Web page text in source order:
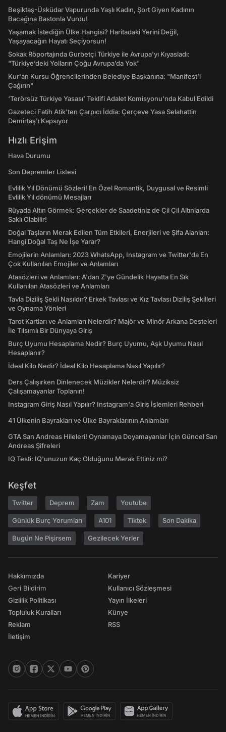
Beşiktaş-Üsküdar Vapurunda Yaşlı Kadın, Şort Giyen Kadının
Bacağına Bastonla Vurdu!
Yaşamak İstediğin Ülke Hangisi? Haritadaki Yerini Değil,
Yaşayacağın Hayatı Seçiyorsun!
Sokak Röportajında Gurbetçi Türkiye ile Avrupa'yı Kıyasladı:
"Türkiye’deki Yolların Çoğu Avrupa’da Yok"
Kur'an Kursu Öğrencilerinden Belediye Başkanına: "Manifest’i
Çağırın"
‘Terörsüz Türkiye Yasası’ Teklifi Adalet Komisyonu'nda Kabul Edildi
Gazeteci Fatih Atik'ten Çarpıcı İddia: Çerçeve Yasa Selahattin
Demirtaş'ı Kapsıyor
Hızlı Erişim
Hava Durumu
Son Depremler Listesi
Evlilik Yıl Dönümü Sözleri! En Özel Romantik, Duygusal ve Resimli
Evlilik Yıl dönümü Mesajları
Rüyada Altın Görmek: Gerçekler de Saadetiniz de Çil Çil Altınlarda
Saklı Olabilir!
Doğal Taşların Merak Edilen Tüm Etkileri, Enerjileri ve Şifa Alanları:
Hangi Doğal Taş Ne İşe Yarar?
Emojilerin Anlamları: 2023 WhatsApp, Instagram ve Twitter'da En
Çok Kullanılan Emojiler ve Anlamları
Atasözleri ve Anlamları: A'dan Z'ye Gündelik Hayatta En Sık
Kullanılan Atasözleri ve Anlamları
Tavla Diziliş Şekli Nasıldır? Erkek Tavlası ve Kız Tavlası Diziliş Şekilleri
ve Oynama Yönleri
Tarot Kartları ve Anlamları Nelerdir? Majör ve Minör Arkana Desteleri
İle Tılsımlı Bir Dünyaya Giriş
Burç Uyumu Hesaplama Nedir? Burç Uyumu, Aşk Uyumu Nasıl
Hesaplanır?
İdeal Kilo Nedir? İdeal Kilo Hesaplama Nasıl Yapılır?
Ders Çalışırken Dinlenecek Müzikler Nelerdir? Müziksiz
Çalışamayanlar Toplanın!
Instagram Giriş Nasıl Yapılır? Instagram'a Giriş İşlemleri Rehberi
41 Ülkenin Bayrakları ve Ülke Bayraklarının Anlamları
GTA San Andreas Hileleri! Oynamaya Doyamayanlar İçin Güncel San
Andreas Şifreleri
IQ Testi: IQ'unuzun Kaç Olduğunu Merak Ettiniz mi?
Keşfet
Twitter Deprem Zam Youtube
Günlük Burç Yorumları A101 Tiktok Son Dakika
Bugün Ne Pişirsem Gezilecek Yerler
Hakkımızda
Geri Bildirim
Gizlilik Politikası
Topluluk Kuralları
Reklam
İletişim
Kariyer
Kullanıcı Sözleşmesi
Yayın İlkeleri
Künye
RSS